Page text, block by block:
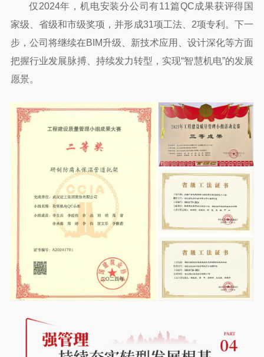
仅2024年，机电安装分公司有11篇QC成果获评得国
家级、省级和市级奖项，并形成31项工法、2项专利。下一
步，公司将继续在BIM升级、新技术应用、设计深化等方面
把握行业发展脉搏、持续发力转型，实现“智慧机电”的发展
愿景。